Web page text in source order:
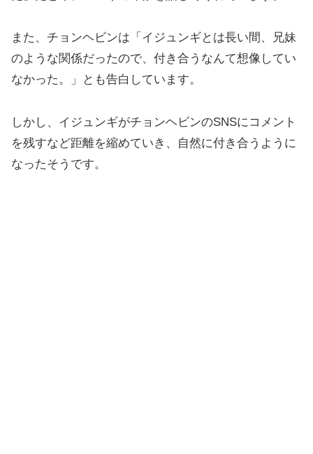
また、チョンヘビンは「イジュンギとは長い間、兄妹
のような関係だったので、付き合うなんて想像してい
なかった。」とも告白しています。
しかし、イジュンギがチョンヘビンのSNSにコメント
を残すなど距離を縮めていき、自然に付き合うように
なったそうです。